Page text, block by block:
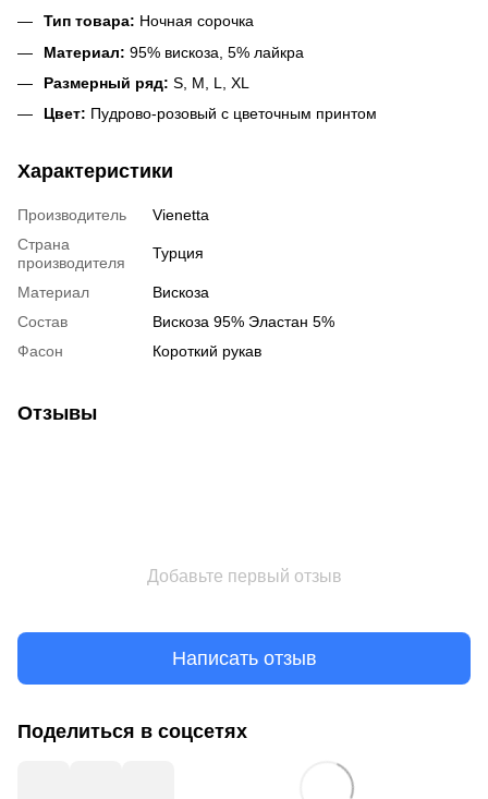
Тип товара: Ночная сорочка
Материал: 95% вискоза, 5% лайкра
Размерный ряд: S, M, L, XL
Цвет: Пудрово-розовый с цветочным принтом
Характеристики
Производитель
Vienetta
Страна
производителя
Турция
Материал
Вискоза
Состав
Вискоза 95% Эластан 5%
Фасон
Короткий рукав
Отзывы
Добавьте первый отзыв
Написать отзыв
Поделиться в соцсетях